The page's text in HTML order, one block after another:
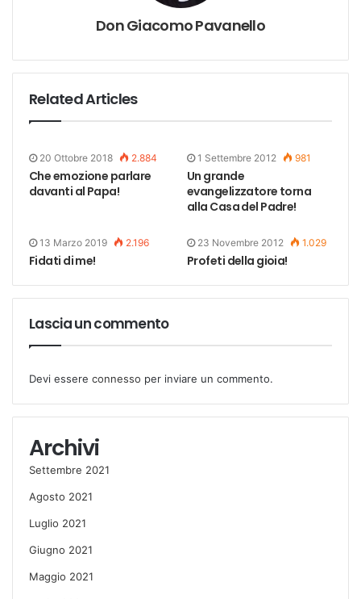
Don Giacomo Pavanello
Related Articles
20 Ottobre 2018 2.884
Che emozione parlare
davanti al Papa!
1 Settembre 2012 981
Un grande
evangelizzatore torna
alla Casa del Padre!
13 Marzo 2019 2.196
Fidati di me!
23 Novembre 2012 1.029
Profeti della gioia!
Lascia un commento
Devi essere connesso per inviare un commento.
Archivi
Settembre 2021
Agosto 2021
Luglio 2021
Giugno 2021
Maggio 2021